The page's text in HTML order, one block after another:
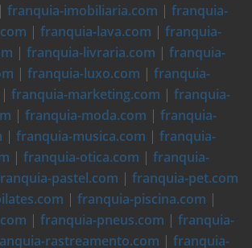
| franquia-imobiliaria.com | franquia-
| franquia-lava.com | franquia-
| franquia-livraria.com | franquia-
| franquia-luxo.com | franquia-
| franquia-marketing.com | franquia-
| franquia-moda.com | franquia-
| franquia-musica.com | franquia-
| franquia-otica.com | franquia-
pastel.com | franquia-pet.com
| franquia-piscina.com |
| franquia-pneus.com | franquia-
rastreamento.com | franquia-